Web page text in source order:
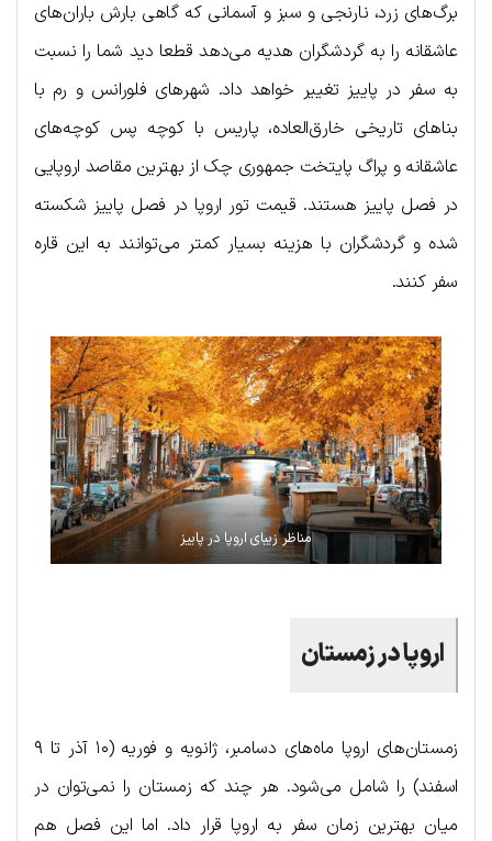
برگ‌های زرد، نارنجی و سبز و آسمانی که گاهی بارش باران‌های
عاشقانه را به گردشگران هدیه می‌دهد قطعا دید شما را نسبت
به سفر در پاییز تغییر خواهد داد. شهرهای فلورانس و رم با
بناهای تاریخی خارق‌العاده، پاریس با کوچه پس کوچه‌های
عاشقانه و پراگ پایتخت جمهوری چک از بهترین مقاصد اروپایی
در فصل پاییز هستند. قیمت تور اروپا در فصل پاییز شکسته
شده و گردشگران با هزینه بسیار کمتر می‌توانند به این قاره
سفر کنند.
مناظر زیبای اروپا در پاییز
اروپا در زمستان
زمستان‌های اروپا ماه‌های دسامبر، ژانویه و فوریه (۱۰ آذر تا ۹
اسفند) را شامل می‌شود. هر چند که زمستان را نمی‌توان در
میان بهترین زمان سفر به اروپا قرار داد. اما این فصل هم